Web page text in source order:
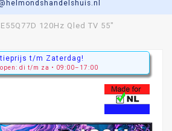
Persoonlijk Advies
120Hz Qled TV 55"
t/m Zaterdag!
di t/m za • 09:00–17:00